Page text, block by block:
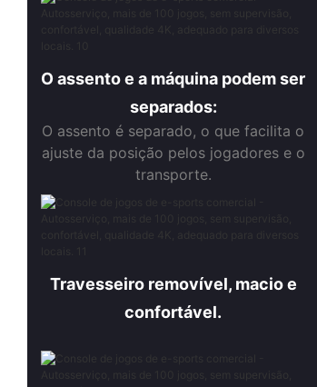
O assento e a máquina podem ser
separados:
O assento é separado, o que facilita o
ajuste da posição pelos jogadores e o
transporte.
Travesseiro removível, macio e
confortável.